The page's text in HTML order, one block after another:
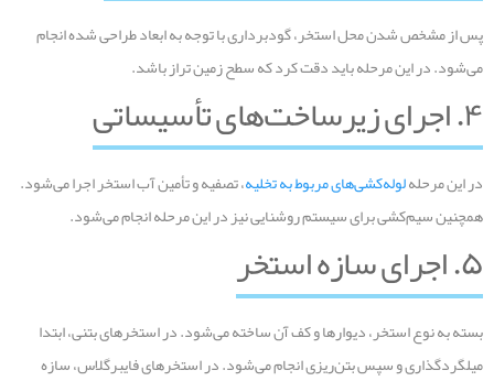
پس از مشخص شدن محل استخر، گودبرداری با توجه به ابعاد طراحی شده انجام
می‌شود. در این مرحله باید دقت کرد که سطح زمین تراز باشد.
۴. اجرای زیرساخت‌های تأسیساتی
در این مرحلهلوله‌کشی‌های مربوط به تخلیه، تصفیه و تأمین آب استخر اجرا می‌شود.
همچنین سیم‌کشی برای سیستم روشنایی نیز در این مرحله انجام می‌شود.
۵. اجرای سازه استخر
بسته به نوع استخر، دیوارها و کف آن ساخته می‌شود. در استخرهای بتنی، ابتدا
میلگردگذاری و سپس بتن‌ریزی انجام می‌شود. در استخرهای فایبرگلاس، سازه